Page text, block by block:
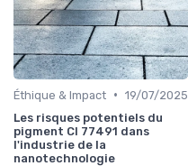
Éthique & Impact • 19/07/2025
Les risques potentiels du
pigment CI 77491 dans
l'industrie de la
nanotechnologie